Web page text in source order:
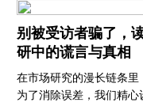
不知道他们其实只是想
有更好、更直接的数据。
换多年后，我越发体会到
题，到如何让冷冰冰的数
巧，将帮你从“数据搬运
别被受访者骗了，
研中的谎言与真相
在市场研究的漫长链条里
为了消除误差，我们精心